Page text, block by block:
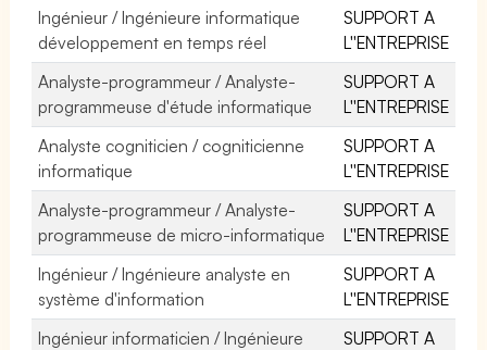
Ingénieur / Ingénieure informatique
développement en temps réel
SUPPORT A
L''ENTREPRISE
Analyste-programmeur / Analyste-
programmeuse d'étude informatique
SUPPORT A
L''ENTREPRISE
Analyste cogniticien / cogniticienne
informatique
SUPPORT A
L''ENTREPRISE
Analyste-programmeur / Analyste-
programmeuse de micro-informatique
SUPPORT A
L''ENTREPRISE
Ingénieur / Ingénieure analyste en
système d'information
SUPPORT A
L''ENTREPRISE
Ingénieur informaticien / Ingénieure
SUPPORT A